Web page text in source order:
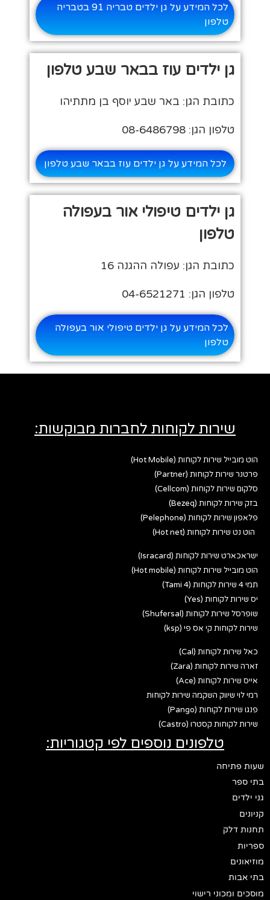
לכל המידע על גן ילדים טבריה 91 בטבריה
טלפון
גן ילדים עוז בבאר שבע טלפון
כתובת הגן: באר שבע יוסף בן מתתיהו
טלפון הגן: 08-6486798
לכל המידע על גן ילדים עוז בבאר שבע טלפון
גן ילדים טיפולי אור בעפולה
טלפון
כתובת הגן: עפולה ההגנה 16
טלפון הגן: 04-6521271
לכל המידע על גן ילדים טיפולי אור בעפולה
טלפון
שירות לקוחות לחברות מבוקשות:
הוט מובייל שירות לקוחות (Hot Mobile)
פרטנר שירות לקוחות (Partner)
סלקום שירות לקוחות (Cellcom)
בזק שירות לקוחות (Bezeq)
פלאפון שירות לקוחות (Pelephone)
הוט נט שירות לקוחות (Hot net)
ישראכארט שירות לקוחות (Isracard)
הוט מובייל שירות לקוחות (Hot mobile)
תמי 4 שירות לקוחות (Tami 4)
יס שירות לקוחות (Yes)
שופרסל שירות לקוחות (Shufersal)
שירות לקוחות קי אס פי (ksp)
כאל שירות לקוחות (Cal)
זארה שירות לקוחות (Zara)
אייס שירות לקוחות (Ace)
רמי לוי שיווק השקמה שירות לקוחות
פנגו שירות לקוחות (Pango)
שירות לקוחות קסטרו (Castro)
טלפונים נוספים לפי קטגוריות:
שעות פתיחה
בתי ספר
גני ילדים
קניונים
תחנות דלק
ספריות
מוזיאונים
בתי אבות
מוסכים ומכוני רישוי